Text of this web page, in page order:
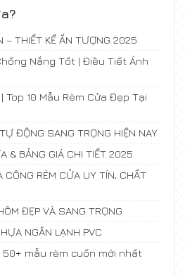
– THIẾT KẾ ẤN TƯỢNG 2025
Nắng Tốt | Điều Tiết Ánh
Top 10 Mẫu Rèm Cửa Đẹp Tại
ĐỘNG SANG TRỌNG HIỆN NAY
& BẢNG GIÁ CHI TIẾT 2025
CÔNG RÈM CỬA UY TÍN, CHẤT
ĐẸP VÀ SANG TRỌNG
NGĂN LẠNH PVC
50+ mẫu rèm cuốn mới nhất